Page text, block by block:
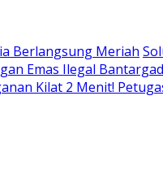
Berlangsung Meriah
Emas Ilegal
Kilat 2 Menit!